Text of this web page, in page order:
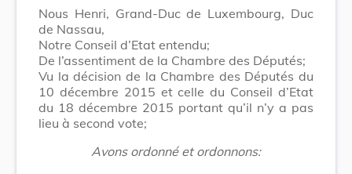
Nous Henri, Grand-Duc de Luxembourg, Duc
de Nassau,
Notre Conseil d’Etat entendu;
De l’assentiment de la Chambre des Députés;
Vu la décision de la Chambre des Députés du
10 décembre 2015 et celle du Conseil d’Etat
du 18 décembre 2015 portant qu’il n’y a pas
lieu à second vote;
Avons ordonné et ordonnons: